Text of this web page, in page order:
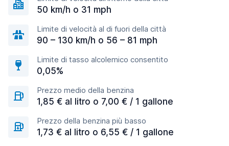
50 km/h o 31 mph
Limite di velocità al di fuori della città
90 – 130 km/h o 56 – 81 mph
Limite di tasso alcolemico consentito
0,05%
Prezzo medio della benzina
1,85 € al litro o 7,00 € / 1 gallone
Prezzo della benzina più basso
1,73 € al litro o 6,55 € / 1 gallone